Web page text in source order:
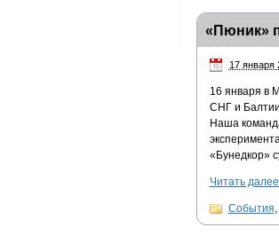
«Пюник»
17 января
16 января в
СНГ и
Наша
«Бунедкор»
Читать далее
События,